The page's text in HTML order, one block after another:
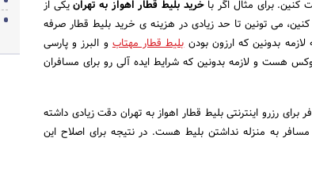
کنین. برای مثال اگر با خرید بلیط قطار اهواز به تهرانیکی از
کنین، می تونین تا حد زیادی در هزینه ی خرید بلیط قطار صرفه
بدونین که ارزون بودنبلیط قطار مهتاب و البرز و پارسی
هست و لازمه بدونین که شرایط ایده آلی رو برای مسافران
رزرو اینترنتی بلیط قطار اهواز به تهران دقت زیادی داشته
به منزله نداشتن بلیط هست. در نتیجه برای اصلاح این